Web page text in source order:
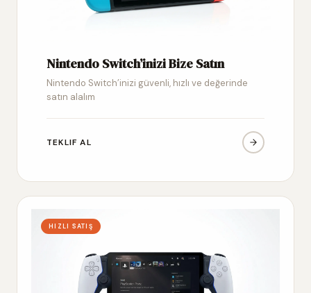
Nintendo Switch’inizi Bize Satın
Nintendo Switch’inizi güvenli, hızlı ve değerinde
satın alalım
TEKLIF AL
HIZLI SATIŞ